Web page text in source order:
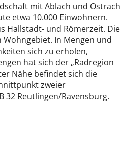
mit Ablach und Ostrach
etwa 10.000 Einwohnern.
Hallstadt- und Römerzeit. Die
In Mengen und
sich zu erholen,
hat sich der „Radregion
Nähe befindet sich die
zweier
32 Reutlingen/Ravensburg.